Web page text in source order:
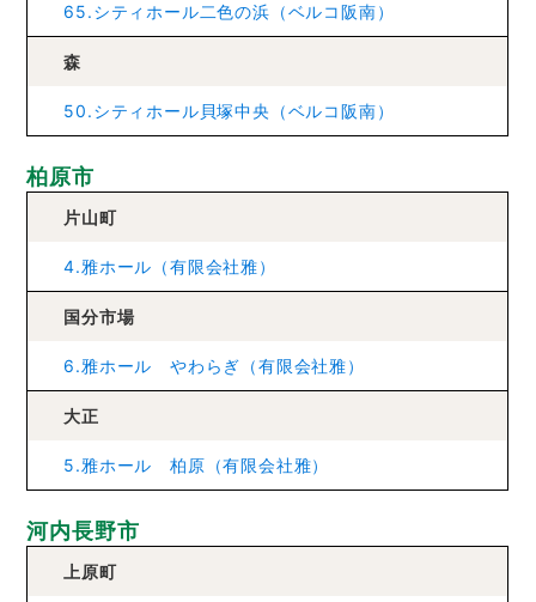
65.シティホール二色の浜（ベルコ阪南）
森
50.シティホール貝塚中央（ベルコ阪南）
柏原市
片山町
4.雅ホール（有限会社雅）
国分市場
6.雅ホール やわらぎ（有限会社雅）
大正
5.雅ホール 柏原（有限会社雅）
河内長野市
上原町